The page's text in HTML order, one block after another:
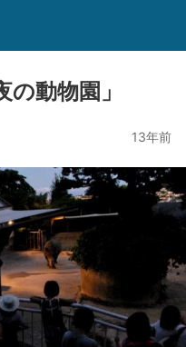
動物園」
13年前